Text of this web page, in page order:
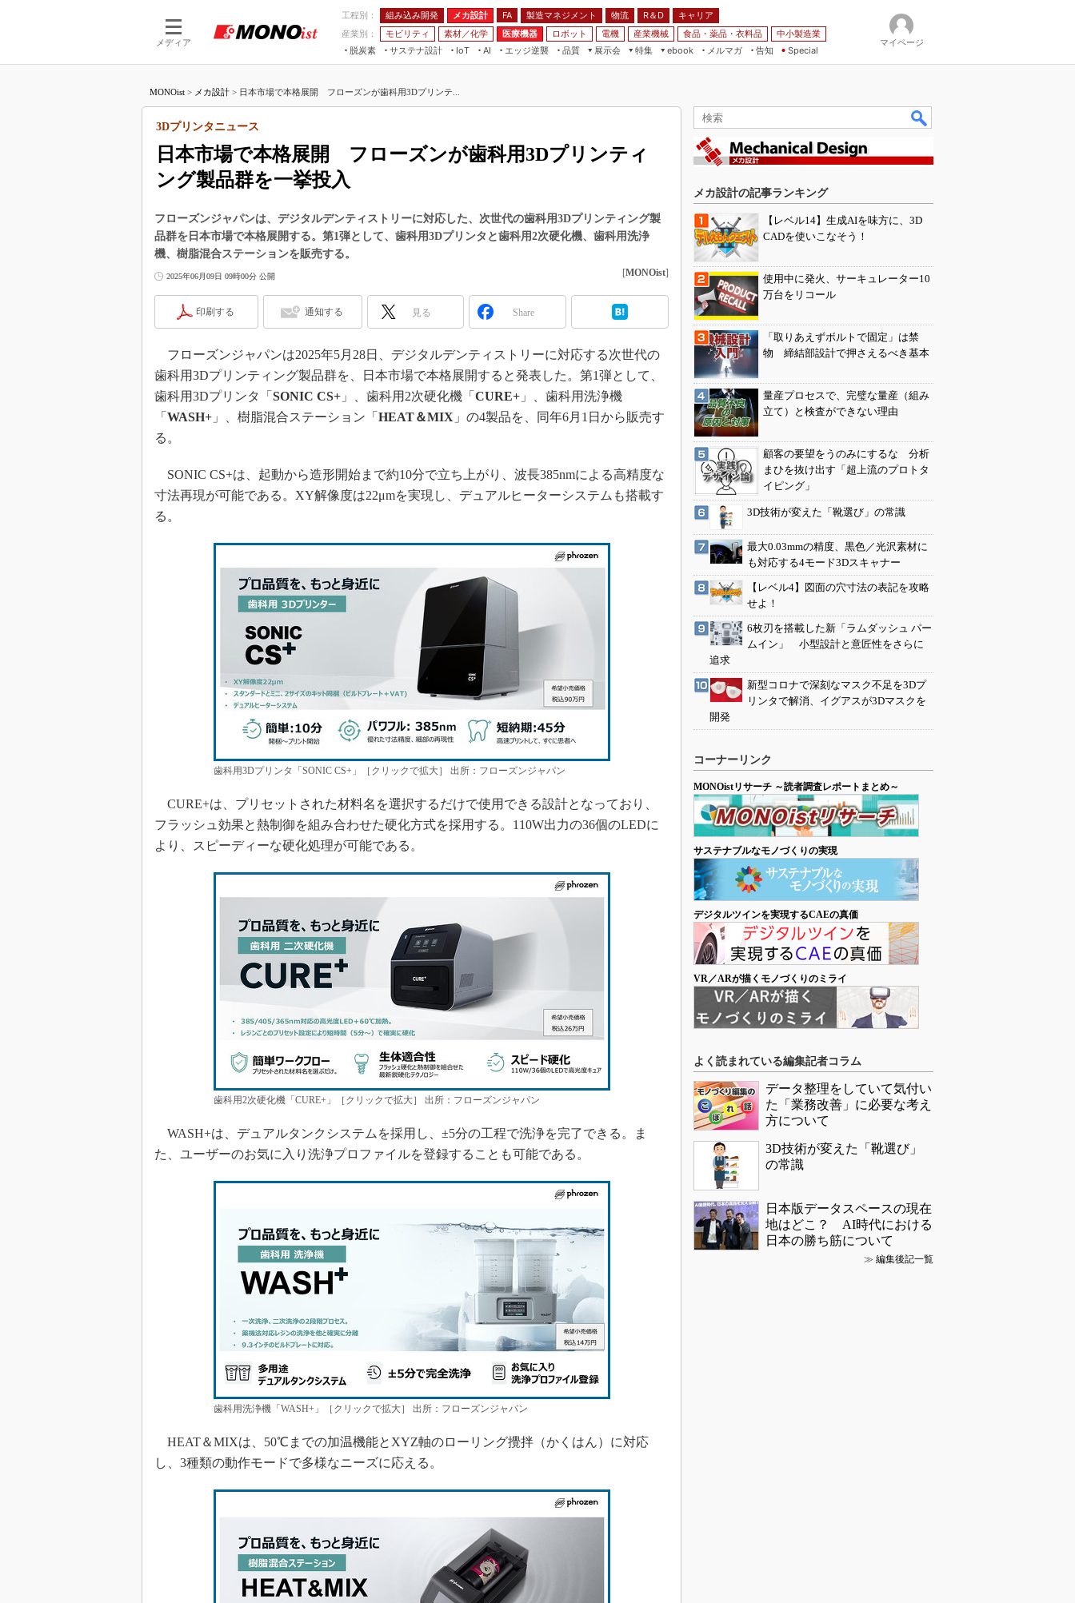
メディア
工程別： 組み込み開発 メカ設計 FA 製造マネジメント 物流 R＆D
キャリア
産業別：
モビリティ 素材／化学 医療機器 ロボット 電機 産業機械 食品・薬品・衣料品
中小製造業
脱炭素
サステナ設計
IoT
つながる工場
AI
AI×設備保全
エッジ逆襲 品質
展示会
JIMTOF
IIFES
TECHNO-FRONTIER
EdgeTech+
日本ものづくりワールド
AUTOMOTIVE WORLD
産業オープンネット展
特集
VR／AR
組み込み画像技術
組み込みモデリング
ISO26262
3Dプリンタ
デジタルツインとCAE
S＆OP
海外生産
グローバル設計・開発
制御セキュリティ
新型コロナへの対応
ebook
FA
メルマガ
告知 Special
マイページ
MONOist > メカ設計 > 日本市場で本格展開 フローズンが歯科用3Dプリンテ...
日本市場で本格展開 フローズンが歯科用3Dプリンティ
ング製品群を一挙投入
3Dプリンタニュース
フローズンジャパンは、デジタルデンティストリーに対応した、次世代の歯科用3Dプリンティング製
品群を日本市場で本格展開する。第1弾として、歯科用3Dプリンタと歯科用2次硬化機、歯科用洗浄
機、樹脂混合ステーションを販売する。
2025年06月09日 09時00分 公開 [MONOist]
印刷する 通知する 見る Share
フローズンジャパンは2025年5月28日、デジタルデンティストリーに対応する次世代の
歯科用3Dプリンティング製品群を、日本市場で本格展開すると発表した。第1弾として、
歯科用3Dプリンタ「 SONIC CS+ 」、歯科用2次硬化機「 CURE+ 」、歯科用洗浄機
「 WASH+ 」、樹脂混合ステーション「 HEAT＆MIX 」の4製品を、同年6月1日から販売す
る。
SONIC CS+は、起動から造形開始まで約10分で立ち上がり、波長385nmによる高精度な
寸法再現が可能である。XY解像度は22μmを実現し、デュアルヒーターシステムも搭載す
る。
歯科用3Dプリンタ「SONIC CS+」［クリックで拡大］ 出所：フローズンジャパン
CURE+は、プリセットされた材料名を選択するだけで使用できる設計となっており、
フラッシュ効果と熱制御を組み合わせた硬化方式を採用する。110W出力の36個のLEDに
より、スピーディーな硬化処理が可能である。
歯科用2次硬化機「CURE+」［クリックで拡大］ 出所：フローズンジャパン
WASH+は、デュアルタンクシステムを採用し、±5分の工程で洗浄を完了できる。ま
た、ユーザーのお気に入り洗浄プロファイルを登録することも可能である。
歯科用洗浄機「WASH+」［クリックで拡大］ 出所：フローズンジャパン
HEAT＆MIXは、50℃までの加温機能とXYZ軸のローリング攪拌（かくはん）に対応
し、3種類の動作モードで多様なニーズに応える。
メカ設計の記事ランキング
【レベル14】生成AIを味方に、3D
CADを使いこなそう！
使用中に発火、サーキュレーター10
万台をリコール
「取りあえずボルトで固定」は禁
物 締結部設計で押さえるべき基本
量産プロセスで、完璧な量産（組み
立て）と検査ができない理由
顧客の要望をうのみにするな 分析
まひを抜け出す「超上流のプロトタ
イピング」
3D技術が変えた「靴選び」の常識
最大0.03mmの精度、黒色／光沢素材に
も対応する4モード3Dスキャナー
【レベル4】図面の穴寸法の表記を攻略
せよ！
6枚刃を搭載した新「ラムダッシュ パー
ムイン」 小型設計と意匠性をさらに
追求
新型コロナで深刻なマスク不足を3Dプ
リンタで解消、イグアスが3Dマスクを
開発
コーナーリンク
MONOistリサーチ ～読者調査レポートまとめ～
サステナブルなモノづくりの実現
デジタルツインを実現するCAEの真価
VR／ARが描くモノづくりのミライ
よく読まれている編集記者コラム
データ整理をしていて気付い
た「業務改善」に必要な考え
方について
3D技術が変えた「靴選び」
の常識
日本版データスペースの現在
地はどこ？ AI時代における
日本の勝ち筋について
≫ 編集後記一覧